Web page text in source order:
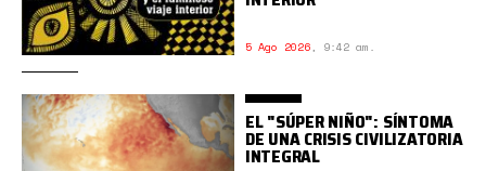
5 Ago 2026, 9:42 am.
EL "SÚPER NIÑO": SÍNTOMA
DE UNA CRISIS CIVILIZATORIA
INTEGRAL